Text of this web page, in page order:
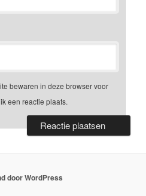
bewaren in deze browser voor
een reactie plaats.
door WordPress